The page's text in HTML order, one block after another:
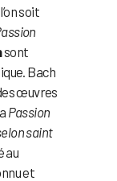
soit
sont
Bach
œuvres
Passion
saint
au
et